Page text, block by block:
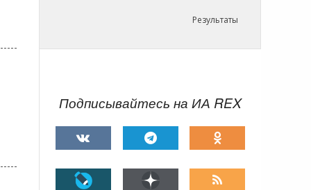
Результаты
Подписывайтесь на ИА REX